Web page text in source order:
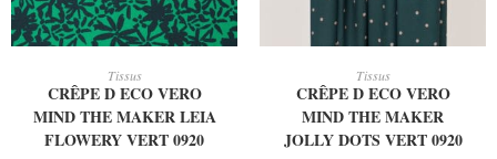
AJOUTER AU PANIER
Tissus
CRÊPE D ECO VERO
MIND THE MAKER LEIA
FLOWERY VERT 0920
LIRE LA SUITE
Tissus
CRÊPE D ECO VERO
MIND THE MAKER
JOLLY DOTS VERT 0920